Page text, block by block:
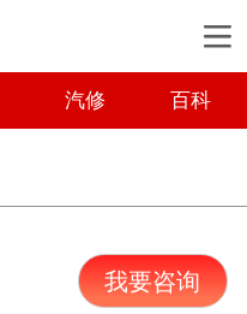
汽修 百科
我要咨询